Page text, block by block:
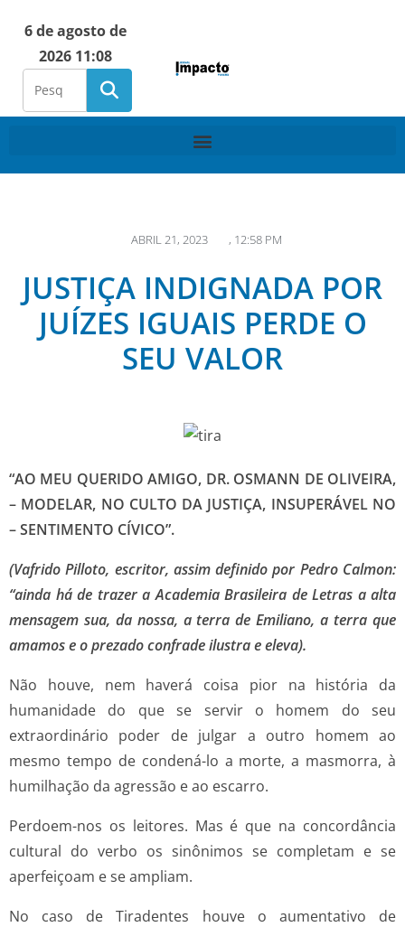
6 de agosto de
2026 11:08
ABRIL 21, 2023 , 12:58 PM
JUSTIÇA INDIGNADA POR
JUÍZES IGUAIS PERDE O
SEU VALOR
“AO MEU QUERIDO AMIGO, DR. OSMANN DE OLIVEIRA,
– MODELAR, NO CULTO DA JUSTIÇA, INSUPERÁVEL NO
– SENTIMENTO CÍVICO”.
(Vafrido Pilloto, escritor, assim definido por Pedro Calmon:
“ainda há de trazer a Academia Brasileira de Letras a alta
mensagem sua, da nossa, a terra de Emiliano, a terra que
amamos e o prezado confrade ilustra e eleva).
Não houve, nem haverá coisa pior na história da
humanidade do que se servir o homem do seu
extraordinário poder de julgar a outro homem ao
mesmo tempo de condená-lo a morte, a masmorra, à
humilhação da agressão e ao escarro.
Perdoem-nos os leitores. Mas é que na concordância
cultural do verbo os sinônimos se completam e se
aperfeiçoam e se ampliam.
No caso de Tiradentes houve o aumentativo de